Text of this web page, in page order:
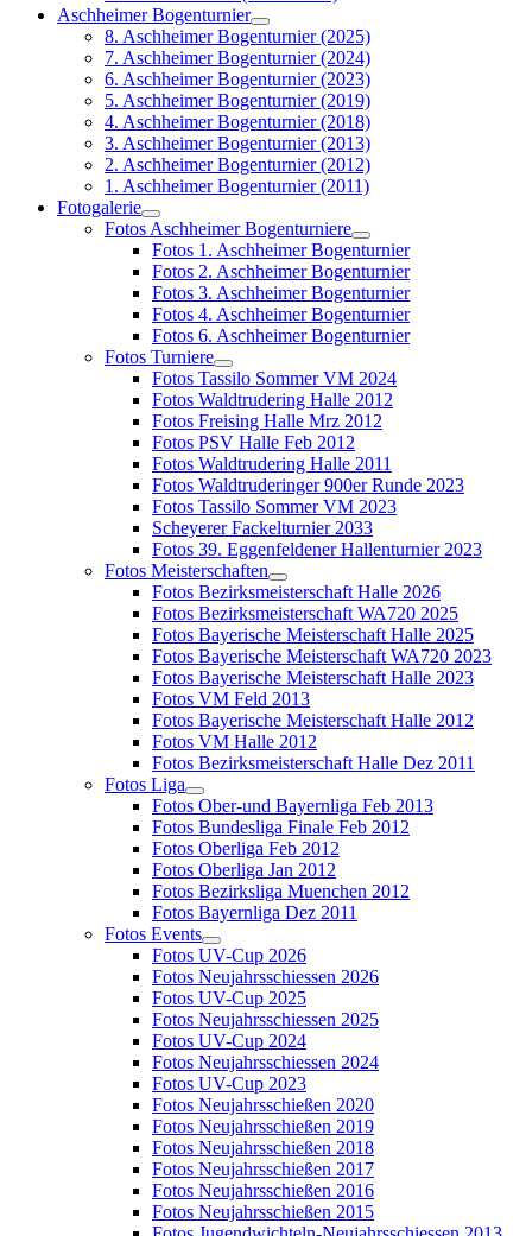
Aschheimer Bogenturnier
8. Aschheimer Bogenturnier (2025)
7. Aschheimer Bogenturnier (2024)
6. Aschheimer Bogenturnier (2023)
5. Aschheimer Bogenturnier (2019)
4. Aschheimer Bogenturnier (2018)
3. Aschheimer Bogenturnier (2013)
2. Aschheimer Bogenturnier (2012)
1. Aschheimer Bogenturnier (2011)
Fotogalerie
Fotos Aschheimer Bogenturniere
Fotos 1. Aschheimer Bogenturnier
Fotos 2. Aschheimer Bogenturnier
Fotos 3. Aschheimer Bogenturnier
Fotos 4. Aschheimer Bogenturnier
Fotos 6. Aschheimer Bogenturnier
Fotos Turniere
Fotos Tassilo Sommer VM 2024
Fotos Waldtrudering Halle 2012
Fotos Freising Halle Mrz 2012
Fotos PSV Halle Feb 2012
Fotos Waldtrudering Halle 2011
Fotos Waldtruderinger 900er Runde 2023
Fotos Tassilo Sommer VM 2023
Scheyerer Fackelturnier 2033
Fotos 39. Eggenfeldener Hallenturnier 2023
Fotos Meisterschaften
Fotos Bezirksmeisterschaft Halle 2026
Fotos Bezirksmeisterschaft WA720 2025
Fotos Bayerische Meisterschaft Halle 2025
Fotos Bayerische Meisterschaft WA720 2023
Fotos Bayerische Meisterschaft Halle 2023
Fotos VM Feld 2013
Fotos Bayerische Meisterschaft Halle 2012
Fotos VM Halle 2012
Fotos Bezirksmeisterschaft Halle Dez 2011
Fotos Liga
Fotos Ober-und Bayernliga Feb 2013
Fotos Bundesliga Finale Feb 2012
Fotos Oberliga Feb 2012
Fotos Oberliga Jan 2012
Fotos Bezirksliga Muenchen 2012
Fotos Bayernliga Dez 2011
Fotos Events
Fotos UV-Cup 2026
Fotos Neujahrsschiessen 2026
Fotos UV-Cup 2025
Fotos Neujahrsschiessen 2025
Fotos UV-Cup 2024
Fotos Neujahrsschiessen 2024
Fotos UV-Cup 2023
Fotos Neujahrsschießen 2020
Fotos Neujahrsschießen 2019
Fotos Neujahrsschießen 2018
Fotos Neujahrsschießen 2017
Fotos Neujahrsschießen 2016
Fotos Neujahrsschießen 2015